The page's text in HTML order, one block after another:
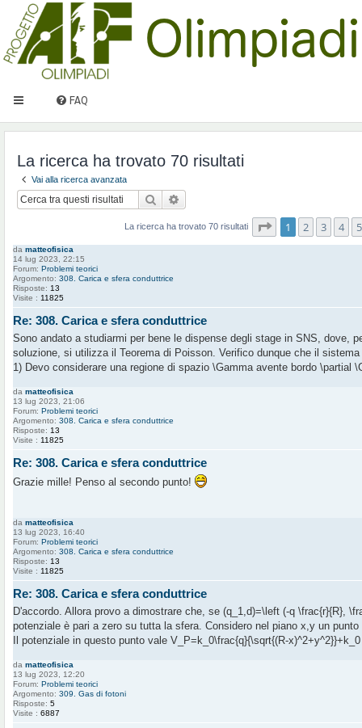
FAQ
La ricerca ha trovato 70 risultati
Vai alla ricerca avanzata
Cerca
La ricerca ha trovato 70 risultati Pagina1 di
1 2 3 4 5
da matteofisica
14 lug 2023, 22:15
Forum: Problemi teorici
Argomento: 308. Carica e sfera conduttrice
Risposte: 13
Visite : 11825
Re: 308. Carica e sfera conduttrice
Sono andato a studiarmi per bene le dispense degli stage in SNS, dove,
soluzione, si utilizza il Teorema di Poisson. Verifico dunque che il
1) Devo considerare una regione di spazio \Gamma avente bordo \partial
da matteofisica
13 lug 2023, 21:06
Forum: Problemi teorici
Argomento: 308. Carica e sfera conduttrice
Risposte: 13
Visite : 11825
Re: 308. Carica e sfera conduttrice
Grazie mille! Penso al secondo punto!
da matteofisica
13 lug 2023, 16:40
Forum: Problemi teorici
Argomento: 308. Carica e sfera conduttrice
Risposte: 13
Visite : 11825
Re: 308. Carica e sfera conduttrice
D'accordo. Allora provo a dimostrare che, se (q_1,d)=\left (-q \frac{r}{R},
potenziale è pari a zero su tutta la sfera. Considero nel piano x,y un
Il potenziale in questo punto vale V_P=k_0\frac{q}{\sqrt{(R-
da matteofisica
13 lug 2023, 12:20
Forum: Problemi teorici
Argomento: 309. Gas di fotoni
Risposte: 5
Visite : 6887